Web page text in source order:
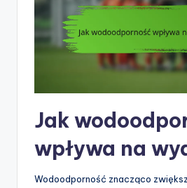
Jak
wpływa na
Wodoodporność znacząco